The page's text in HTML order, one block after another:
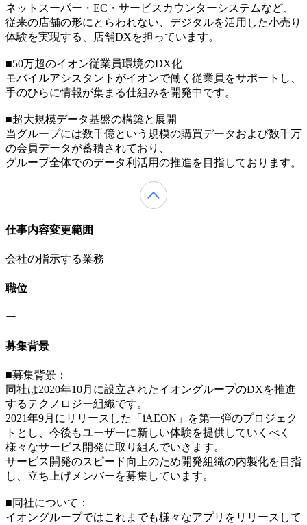
ネットスーパー・EC・サービスカウンターシステムなど、
従来の店舗の形にとらわれない、デジタルを活用した小売り
体験を実現する、店舗DXを担っています。
■50万超のイオン従業員環境のDX化
モバイルアシスタントがイオンで働く従業員をサポートし、
手のひらに情報が集まる仕組みを開発中です。
■超大規模データ基盤の構築と展開
当グループには数千億という規模の購買データおよび数千万
の会員データが蓄積されており、
グループ全体でのデータ利活用の推進を目指しております。
仕事内容変更範囲
会社の指示する業務
職位
ー
募集背景
■募集背景：
同社は2020年10月に設立されたイオングループのDXを推進
するテクノロジー組織です。
2021年9月にリリースした「iAEON」を第一弾のプロジェク
トとし、今後もユーザーに新しい体験を提供していくべく
様々なサービス開発に取り組んでいきます。
サービス開発のスピード向上のため開発組織の内製化を目指
し、立ち上げメンバーを募集しています。
■同社について：
イオングループではこれまでも様々なアプリをリリースして